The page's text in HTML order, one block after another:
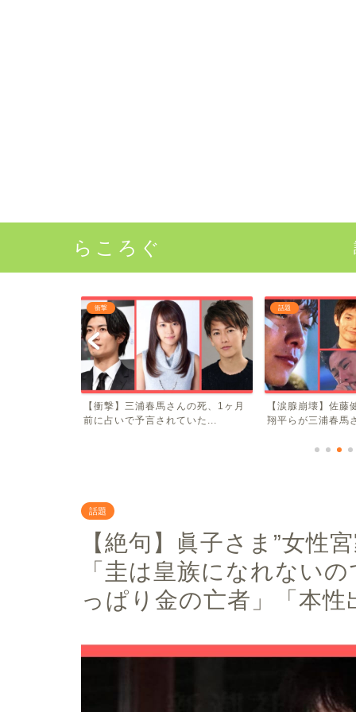
らころぐ
衝撃
【衝撃】三浦春馬さんの死、1ヶ月
前に占いで予言されていた...
話題
【涙腺崩壊】佐藤
翔平らが三浦春馬
話題
【絶句】眞子さま”女性
「圭は皇族になれない
っぱり金の亡者」「本